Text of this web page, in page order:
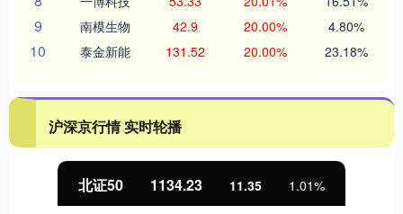
9 南模生物 42.9 20.00% 4.80%
10 泰金新能 131.52 20.00% 23.18%
沪深京行情 实时轮播
北证50 1134.23 11.35 1.01%